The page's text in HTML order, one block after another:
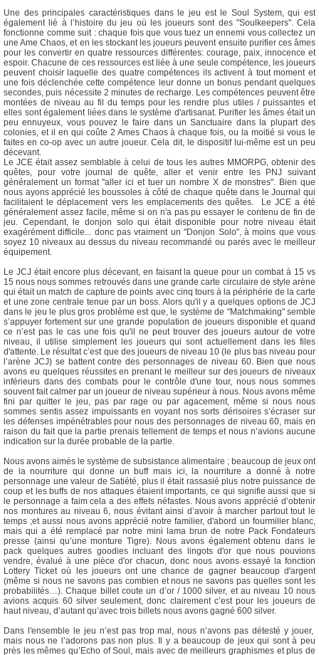
Une des principales caractéristiques dans le jeu est le Soul System, qui est
également lié à l’histoire du jeu où les joueurs sont des "Soulkeepers". Cela
fonctionne comme suit : chaque fois que vous tuez un ennemi vous collectez un
une Ame Chaos, et en les stockant les joueurs peuvent ensuite purifier ces âmes
pour les convertir en quatre ressources différentes: courage, paix, innocence et
espoir. Chacune de ces ressources est liée à une seule compétence, les joueurs
peuvent choisir laquelle des quatre compétences ils activent à tout moment et
une fois déclenchée cette compétence leur donne un bonus pendant quelques
secondes, puis nécessite 2 minutes de recharge. Les compétences peuvent être
montées de niveau au fil du temps pour les rendre plus utiles / puissantes et
elles sont également liées dans le système d'artisanat. Purifier les âmes était un
peu ennuyeux, vous pouvez le faire dans un Sanctuaire dans la plupart des
colonies, et il en qui coûte 2 Ames Chaos à chaque fois, ou la moitié si vous le
faites en co-op avec un autre joueur. Cela dit, le dispositif lui-même est un peu
décevant.
Le JCE était assez semblable à celui de tous les autres MMORPG, obtenir des
quêtes, pour votre journal de quête, aller et venir entre les PNJ suivant
généralement un format "aller ici et tuer un nombre X de monstres". Bien que
nous ayons apprécié les boussoles à côté de chaque quête dans le Journal qui
facilitaient le déplacement vers les emplacements des quêtes. Le JCE a été
généralement assez facile, même si on n'a pas pu essayer le contenu de fin de
jeu. Cependant, le donjon solo qui était disponible pour notre niveau était
exagérément difficile... donc pas vraiment un "Donjon Solo", à moins que vous
soyez 10 niveaux au dessus du niveau recommandé ou parés avec le meilleur
équipement.
Le JCJ était encore plus décevant, en faisant la queue pour un combat à 15 vs
15 nous nous sommes retrouvés dans une grande carte circulaire de style arène
qui était un match de capture de points avec cinq tours à la périphérie de la carte
et une zone centrale tenue par un boss. Alors qu'il y a quelques options de JCJ
dans le jeu le plus gros problème est que, le système de "Matchmaking" semble
s’appuyer fortement sur une grande population de joueurs disponible et quand
ce n’est pas le cas une fois qu'il ne peut trouver des joueurs autour de votre
niveau, il utilise simplement les joueurs qui sont actuellement dans les files
d'attente. Le résultat c’est que des joueurs de niveau 10 (le plus bas niveau pour
l’arène JCJ) se battent contre des personnages de niveau 60. Bien que nous
avons eu quelques réussites en prenant le meilleur sur des joueurs de niveaux
inférieurs dans des combats pour le contrôle d'une tour, nous nous sommes
souvent fait calmer par un joueur de niveau supérieur à nous. Nous avons même
fini par quitter le jeu, pas par rage ou par agacement, même si nous nous
sommes sentis assez impuissants en voyant nos sorts dérisoires s’écraser sur
les défenses impénétrables pour nous des personnages de niveau 60, mais en
raison du fait que la partie prenais tellement de temps et nous n’avions aucune
indication sur la durée probable de la partie.
Nous avons aimés le système de subsistance alimentaire ; beaucoup de jeux ont
de la nourriture qui donne un buff mais ici, la nourriture a donné à notre
personnage une valeur de Satiété, plus il était rassasié plus notre puissance de
coup et les buffs de nos attaques étaient importants, ce qui signifie aussi que si
le personnage a faim cela a des effets néfastes. Nous avons apprécié d’obtenir
nos montures au niveau 6, nous évitant ainsi d’avoir à marcher partout tout le
temps ;et aussi nous avons apprécié notre familier, d'abord un fourmilier blanc,
mais qui a été remplacé par notre mini lama brun de notre Pack Fondateurs
presse (ainsi qu’une monture Tigre). Nous avons également obtenu dans le
pack quelques autres goodies incluant des lingots d'or que nous pouvions
vendre, évalué à une pièce d'or chacun, donc nous avons essayé la fonction
Lottery Ticket où les joueurs ont une chance de gagner beaucoup d'argent
(même si nous ne savons pas combien et nous ne savons pas quelles sont les
probabilités…). Chaque billet coute un d’or / 1000 silver, et au niveau 10 nous
avions acquis 60 silver seulement, donc clairement c’est pour les joueurs de
haut niveau, d’autant qu’avec trois billets nous avons gagné 600 silver.
Dans l'ensemble le jeu n’est pas trop mal, nous n’avons pas détesté y jouer,
mais nous ne l’adorons pas non plus. Il y a beaucoup de jeux qui sont à peu
près les mêmes qu’Echo of Soul, mais avec de meilleurs graphismes et plus de